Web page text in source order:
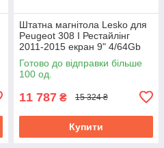
Штатна магнітола Lesko для
Peugeot 308 I Рестайлінг
2011-2015 екран 9" 4/64Gb
Grey/4G/ Wi-Fi/CarPlay Top
GPS
Готово до відправки більше
100 од.
11 787 ₴ 15 324 ₴
Купити